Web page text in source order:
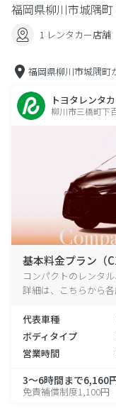
福岡県柳川市城隅
1 レンタカー店舗
福岡県柳川市城隅町
トヨタレンタ
柳川市三橋町下
基本料金プラン（
コンパクトのレンタ
詳細は、こちらから各
代表車種
ボディタイプ
営業時間
3～6時間まで6,160
免責補償制度1,100円